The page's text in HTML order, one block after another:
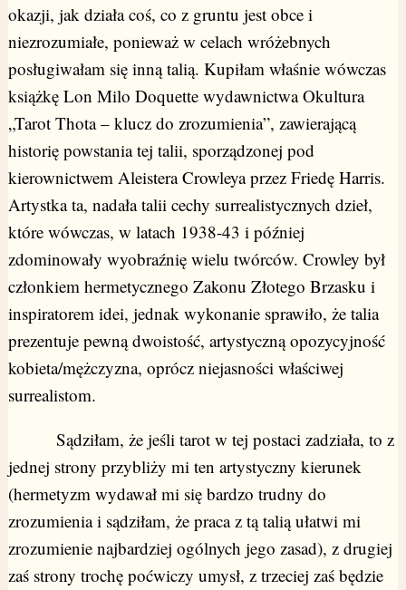
okazji, jak działa coś, co z gruntu jest obce i
niezrozumiałe, ponieważ w celach wróżebnych
posługiwałam się inną talią. Kupiłam właśnie wówczas
książkę Lon Milo Doquette wydawnictwa Okultura
„Tarot Thota – klucz do zrozumienia”, zawierającą
historię powstania tej talii, sporządzonej pod
kierownictwem Aleistera Crowleya przez Friedę Harris.
Artystka ta, nadała talii cechy surrealistycznych dzieł,
które wówczas, w latach 1938-43 i później
zdominowały wyobraźnię wielu twórców. Crowley był
członkiem hermetycznego Zakonu Złotego Brzasku i
inspiratorem idei, jednak wykonanie sprawiło, że talia
prezentuje pewną dwoistość, artystyczną opozycyjność
kobieta/mężczyzna, oprócz niejasności właściwej
surrealistom.
Sądziłam, że jeśli tarot w tej postaci zadziała, to z
jednej strony przybliży mi ten artystyczny kierunek
(hermetyzm wydawał mi się bardzo trudny do
zrozumienia i sądziłam, że praca z tą talią ułatwi mi
zrozumienie najbardziej ogólnych jego zasad), z drugiej
zaś strony trochę poćwiczy umysł, z trzeciej zaś będzie